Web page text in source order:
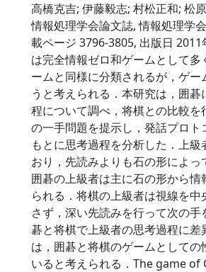
高橋克吉; 伊藤毅志; 村松正和; 松
情報処理学会論文誌, 情報処理学
載ページ 3796-3805, 出版日 2011
は完全情報ゼロ和ゲームとして
ームと同様に分類されるが，ゲー
うと考えられる．本研究は，囲碁
程について調べ，将棋との比較を
の一手問題を提示し，発話プロト
もとに思考過程を分析した．上級
おり，先読みよりも石の形によっ
囲碁の上級者は主に石の形から情
られる．将棋の上級者は視線を
さず，深い先読みを行って次の
碁と将棋で上級者の思考過程に差
は，囲碁と将棋のゲームとしての
いると考えられる．The game of